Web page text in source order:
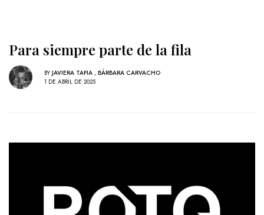
Para siempre parte de la fila
BY JAVIERA TAPIA , BÁRBARA CARVACHO
1 DE ABRIL DE 2025